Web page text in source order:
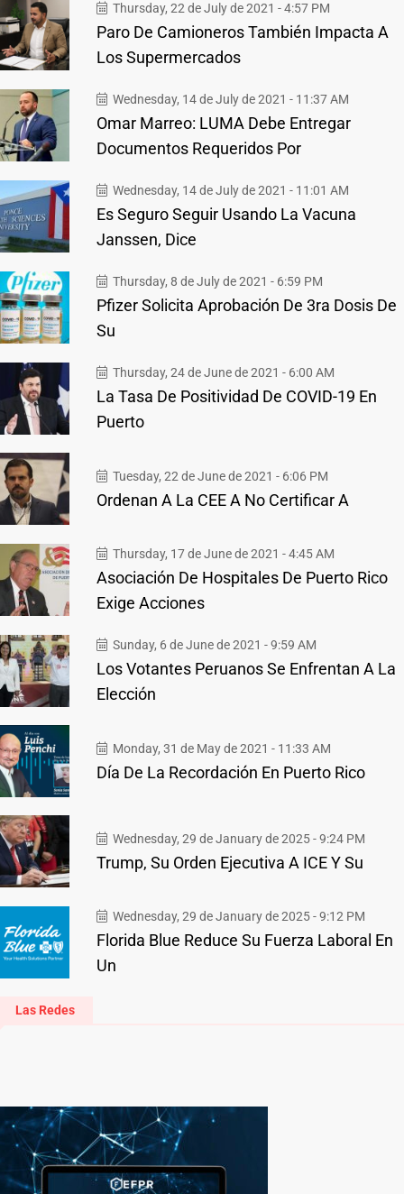
Thursday, 22 de July de 2021 - 4:57 PM
Paro De Camioneros También Impacta A
Los Supermercados
Wednesday, 14 de July de 2021 - 11:37 AM
Omar Marreo: LUMA Debe Entregar
Documentos Requeridos Por
Wednesday, 14 de July de 2021 - 11:01 AM
Es Seguro Seguir Usando La Vacuna
Janssen, Dice
Thursday, 8 de July de 2021 - 6:59 PM
Pfizer Solicita Aprobación De 3ra Dosis De
Su
Thursday, 24 de June de 2021 - 6:00 AM
La Tasa De Positividad De COVID-19 En
Puerto
Tuesday, 22 de June de 2021 - 6:06 PM
Ordenan A La CEE A No Certificar A
Thursday, 17 de June de 2021 - 4:45 AM
Asociación De Hospitales De Puerto Rico
Exige Acciones
Sunday, 6 de June de 2021 - 9:59 AM
Los Votantes Peruanos Se Enfrentan A La
Elección
Monday, 31 de May de 2021 - 11:33 AM
Día De La Recordación En Puerto Rico
Wednesday, 29 de January de 2025 - 9:24 PM
Trump, Su Orden Ejecutiva A ICE Y Su
Wednesday, 29 de January de 2025 - 9:12 PM
Florida Blue Reduce Su Fuerza Laboral En
Un
Las Redes